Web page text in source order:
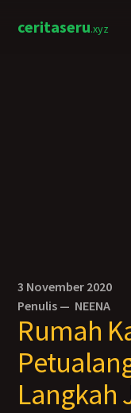
ceritaseru.xyz
3 November 2020
Penulis — NEENA
Rumah
Langkah